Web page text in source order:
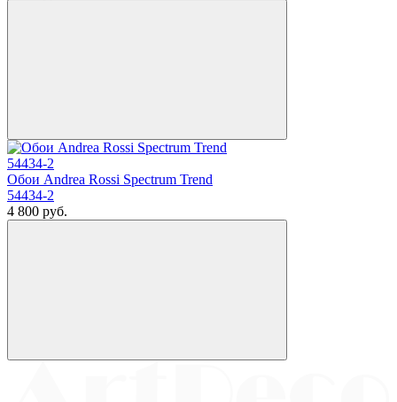
Обои Andrea Rossi Spectrum Trend
54434-2
4 800 руб.